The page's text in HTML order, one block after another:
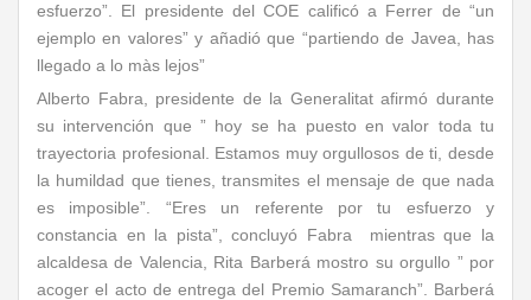
esfuerzo”. El presidente del COE calificó a Ferrer de “un
ejemplo en valores” y añadió que “partiendo de Javea, has
llegado a lo màs lejos”
Alberto Fabra, presidente de la Generalitat afirmó durante
su intervención que ” hoy se ha puesto en valor toda tu
trayectoria profesional. Estamos muy orgullosos de ti, desde
la humildad que tienes, transmites el mensaje de que nada
es imposible”. “Eres un referente por tu esfuerzo y
constancia en la pista”, concluyó Fabra mientras que la
alcaldesa de Valencia, Rita Barberá mostro su orgullo ” por
acoger el acto de entrega del Premio Samaranch”. Barberá